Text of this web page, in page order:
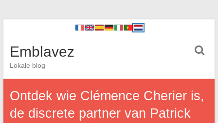
Emblavez
Lokale blog
Ontdek wie Clémence Cherier is,
de discrete partner van Patrick